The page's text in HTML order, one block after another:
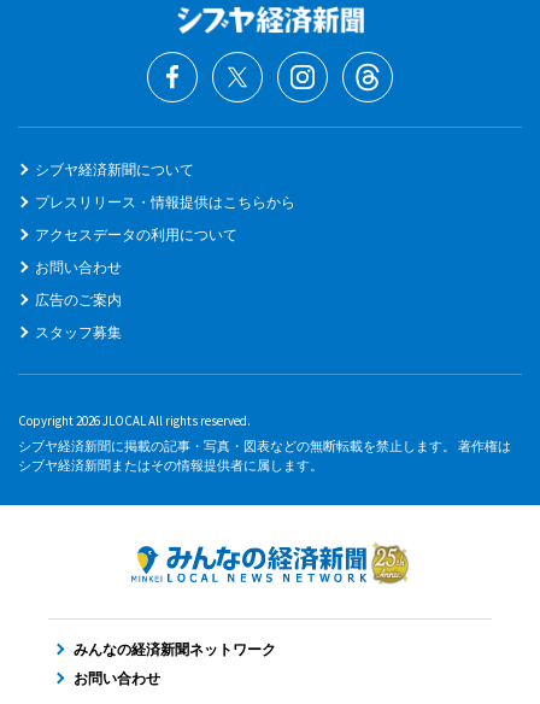
シブヤ経済新聞について
プレスリリース・情報提供はこちらから
アクセスデータの利用について
お問い合わせ
広告のご案内
スタッフ募集
Copyright 2026 JLOCAL All rights reserved.
シブヤ経済新聞に掲載の記事・写真・図表などの無断転載を禁止します。 著作権は
シブヤ経済新聞またはその情報提供者に属します。
みんなの経済新聞ネットワーク
お問い合わせ